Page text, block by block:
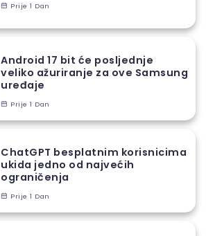
Prije 1 Dan
Android 17 bit će posljednje
veliko ažuriranje za ove Samsung
uređaje
Prije 1 Dan
ChatGPT besplatnim korisnicima
ukida jedno od najvećih
ograničenja
Prije 1 Dan